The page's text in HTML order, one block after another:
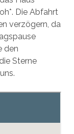
Die Abfahrt
verzögern, da
den
Sterne